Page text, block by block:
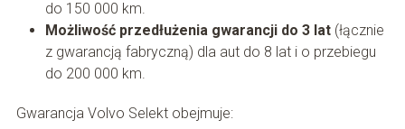
do 150 000 km.
Możliwość przedłużenia gwarancji do 3 lat(łącznie
z gwarancją fabryczną) dla aut do 8 lat i o przebiegu
do 200 000 km.
Gwarancja Volvo Selekt obejmuje: